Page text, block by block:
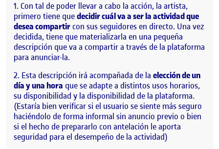
Con tal de poder llevar a cabo la acción, la artista,
primero tiene quedecidir cuál va a ser la actividad que
desea compartircon sus seguidores en directo. Una vez
decidida, tiene que materializarla en una pequeña
descripción que va a compartir a través de la plataforma
para anunciar-la.
Esta descripción irá acompañada de la elección de un
día y una hora que se adapte a distintos usos horarios,
su disponibilidad y la disponibilidad de la plataforma.
(Estaría bien verificar si el usuario se siente más seguro
haciéndolo de forma informal sin anuncio previo o bien
si el hecho de prepararlo con antelación le aporta
seguridad para el desempeño de la actividad)